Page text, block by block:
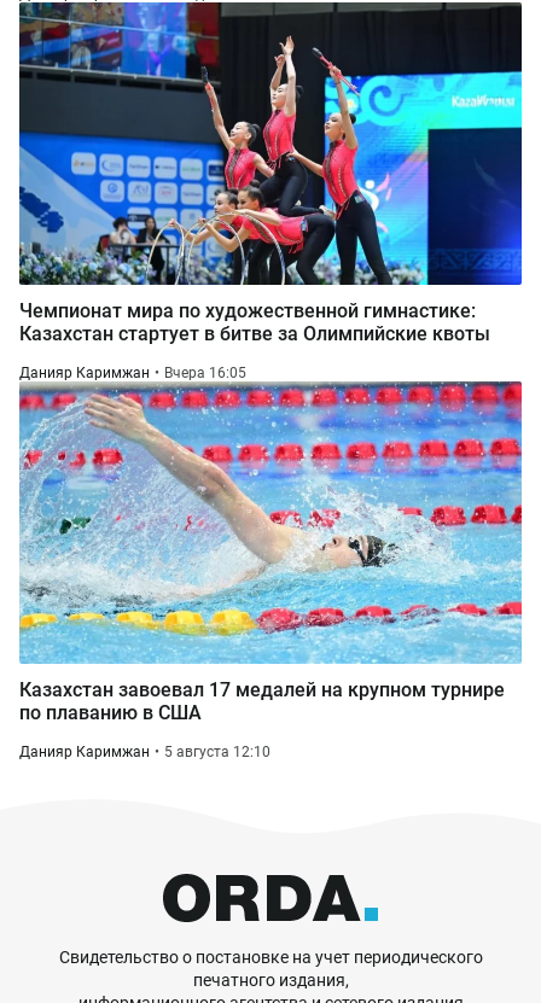
Чемпионат мира по художественной гимнастике:
Казахстан стартует в битве за Олимпийские квоты
Данияр Каримжан Вчера 16:05
Казахстан завоевал 17 медалей на крупном турнире
по плаванию в США
Данияр Каримжан 5 августа 12:10
Свидетельство о постановке на учет периодического
печатного издания,